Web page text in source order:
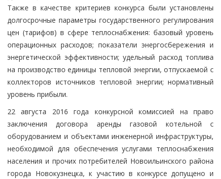
Также в качестве критериев конкурса были установлены
долгосрочные параметры государственного регулирования
цен (тарифов) в сфере теплоснабжения: базовый уровень
операционных расходов; показатели энергосбережения и
энергетической эффективности; удельный расход топлива
на производство единицы тепловой энергии, отпускаемой с
коллекторов источников тепловой энергии; нормативный
уровень прибыли.
22 августа 2016 года конкурсной комиссией на право
заключения договора аренды газовой котельной с
оборудованием и объектами инженерной инфраструктуры,
необходимой для обеспечения услугами теплоснабжения
населения и прочих потребителей Новоильинского района
города Новокузнецка, к участию в конкурсе допущено и